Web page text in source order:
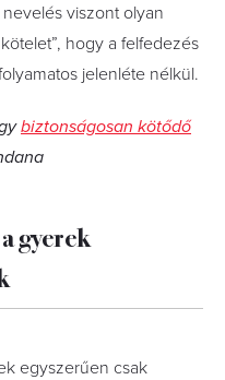
viszont olyan
hogy a felfedezés
jelenléte nélkül.
biztonságosan kötődő
gyerek
egyszerűen csak